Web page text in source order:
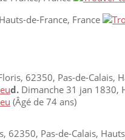
de-France, France
62350, Pas-de-Calais,
d. Dimanche 31 jan 1830,
(Âgé de 74 ans)
62350, Pas-de-Calais,